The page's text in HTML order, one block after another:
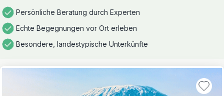
Persönliche Beratung durch Experten
Echte Begegnungen vor Ort erleben
Besondere, landestypische Unterkünfte